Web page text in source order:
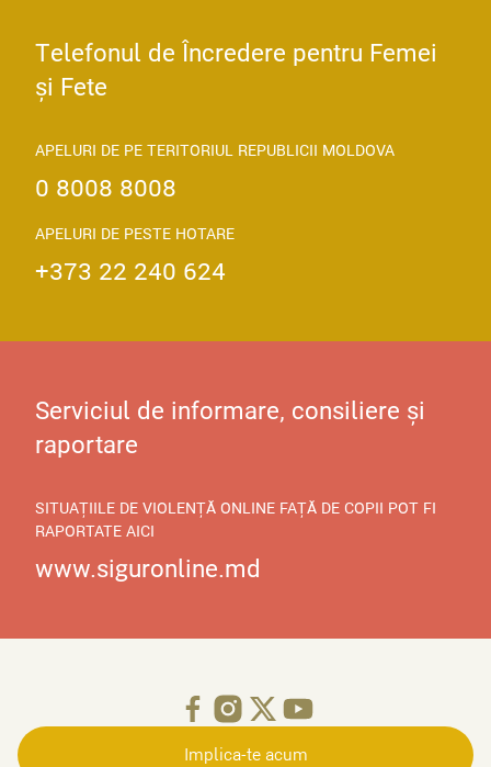
Telefonul de Încredere pentru Femei
și Fete
APELURI DE PE TERITORIUL REPUBLICII MOLDOVA
0 8008 8008
APELURI DE PESTE HOTARE
+373 22 240 624
Serviciul de informare, consiliere și
raportare
SITUAȚIILE DE VIOLENȚĂ ONLINE FAȚĂ DE COPII POT FI
RAPORTATE AICI
www.siguronline.md
Implica-te acum